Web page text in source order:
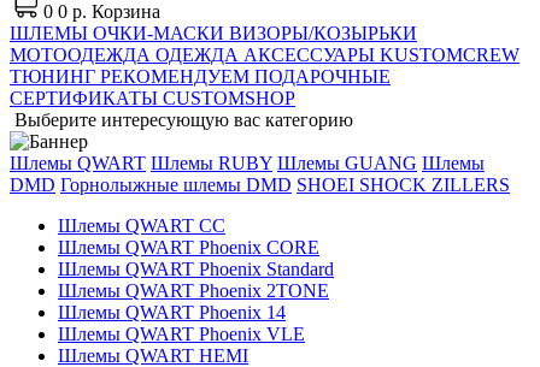
0 0 р. Корзина
ШЛЕМЫ ОЧКИ-МАСКИ ВИЗОРЫ/КОЗЫРЬКИ
МОТООДЕЖДА ОДЕЖДА АКСЕССУАРЫ KUSTOMCREW
ТЮНИНГ РЕКОМЕНДУЕМ ПОДАРОЧНЫЕ
СЕРТИФИКАТЫ CUSTOMSHOP
Выберите интересующую вас категорию
Шлемы QWART Шлемы RUBY Шлемы GUANG Шлемы
DMD Горнолыжные шлемы DMD SHOEI SHOCK ZILLERS
Шлемы QWART CC
Шлемы QWART Phoenix CORE
Шлемы QWART Phoenix Standard
Шлемы QWART Phoenix 2TONE
Шлемы QWART Phoenix 14
Шлемы QWART Phoenix VLE
Шлемы QWART HEMI